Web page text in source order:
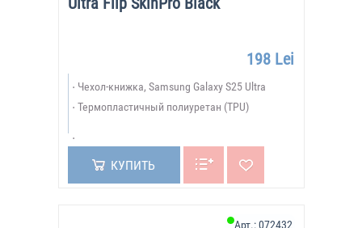
198 Lei
Чехол-книжка, Samsung Galaxy S25 Ultra
Термопластичный полиуретан (TPU)
КУПИТЬ
Арт.:072432